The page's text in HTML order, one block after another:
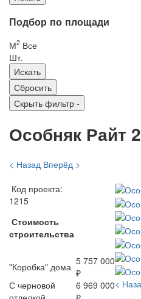
Подбор по площади
М2 Все
Шт.
Скрыть фильтр -
Особняк Райт
< Назад Вперёд >
Код проекта:
1215
Стоимость
строительства
"Коробка" дома 5 757 000
₽
С черновой
6 969 000<